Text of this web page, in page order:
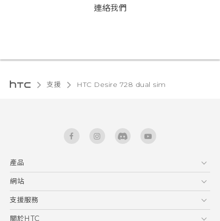
連絡我們
支援 HTC Desire 728 dual sim‎
English - Quick start guide
產品
5G
智能手機
區塊鍊手機
網站
HTC Dev
HTC Research
支援服務
服務中心
關於HTC